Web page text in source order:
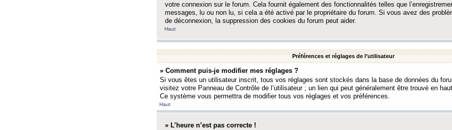
votre connexion sur le forum. Cela fournit également des fonctionnalités telles que
messages, lu ou non lu, si cela a été activé par le propriétaire du forum. Si vous avez des
de déconnexion, la suppression des cookies du forum peut aider.
Haut
Préférences et réglages de l’utilisateur
» Comment puis-je modifier mes réglages ?
Si vous êtes un utilisateur inscrit, tous vos réglages sont stockés dans la base de données du
visitez votre Panneau de Contrôle de l’utilisateur ; un lien qui peut généralement être trouvé en
Ce système vous permettra de modifier tous vos réglages et vos préférences.
Haut
» L’heure n’est pas correcte !